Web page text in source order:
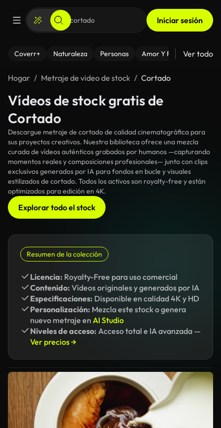
Iniciar sesión
Coverr+ Naturaleza Personas Amor Y Relaciones
Ver todo
Hogar Metraje de video de stock Cortado
Vídeos de stock gratis de
Cortado
Descargue metraje de cortado de calidad cinematográfica para
sus proyectos creativos. Nuestra biblioteca ofrece una mezcla
curada de vídeos auténticos grabados por humanos —capturando
momentos reales y composiciones profesionales— junto con clips
exclusivos generados por IA para fondos en bucle y visuales
estilizados de cortado. Todos los activos son royalty-free y están
optimizados para edición en 4K.
Explorar todo el stock
Resumen de la colección
Licencia: Royalty-Free para uso comercial
Contenido: Vídeos originales y generados por IA
Especificaciones: Disponible en calidad 4K y HD
Personalización: Mezcla este stock o genera
nuevo metraje en AI Studio
Niveles de acceso: Acceso total e IA avanzada —
Ver precios →